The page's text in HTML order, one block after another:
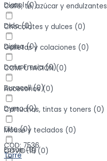
Diazol (0)
Dido (0)
Dipisa (0)
Doña Fresia (0)
Duracell (0)
Dymo (0)
Elite (0)
Epson (0)
Café, té, azúcar y endulzantes
Chocolates y dulces (0)
Galletas y colaciones (0)
COMPUTACIÓN (0)
Accesorios (0)
Cartuchos, tintas y toners (0)
Mouse y teclados (0)
COVID-19 (0)
COD: 7536
Torre